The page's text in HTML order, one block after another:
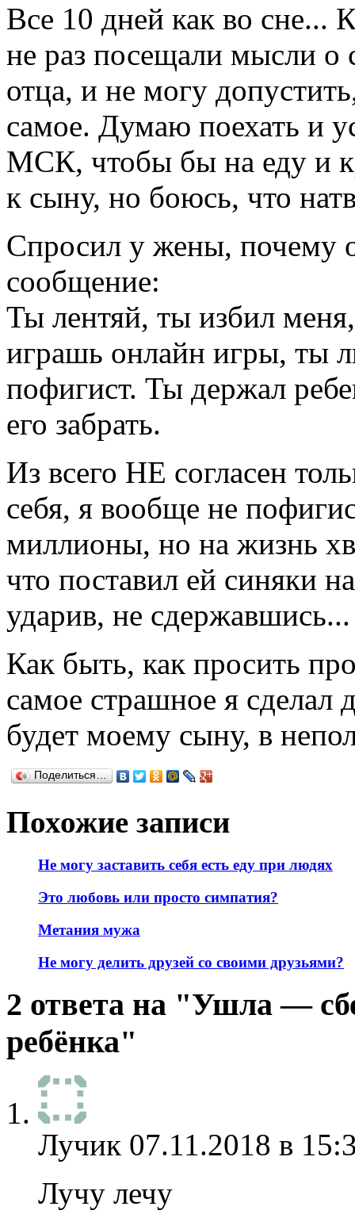
Все 10 дней как во сне...
не раз посещали мысли о
отца, и не могу
самое. Думаю поехать и
МСК, чтобы бы на еду и
к сыну, но боюсь, что
Спросил у жены, почему
сообщение:
Ты лентяй, ты избил
играшь онлайн игры, ты
пофигист. Ты держал
его забрать.
Из всего НЕ согласен
себя, я вообще не
миллионы, но на жизнь
что поставил ей синяки
ударив, не сдержавшись...
Как быть, как просить
самое страшное я сделал
будет моему сыну, в
Поделиться…
Похожие записи
Не могу заставить себя есть еду при людях
Это любовь или просто симпатия?
Метания мужа
Не могу делить друзей со своими друзьями?
2 ответа на "Ушла —
ребёнка"
Лучик 07.11.2018 в
Лучу лечу